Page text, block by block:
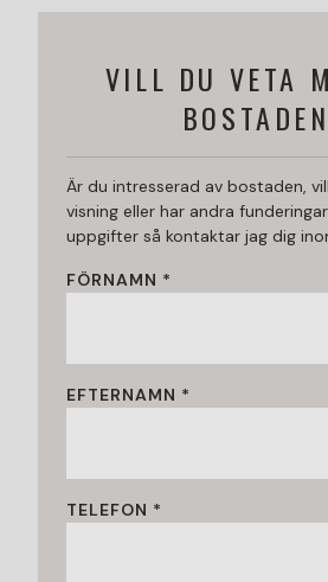
VILL DU VETA
Är du intresserad av bostaden,
visning eller har andra
uppgifter så kontaktar jag dig
FÖRNAMN *
EFTERNAMN *
TELEFON *